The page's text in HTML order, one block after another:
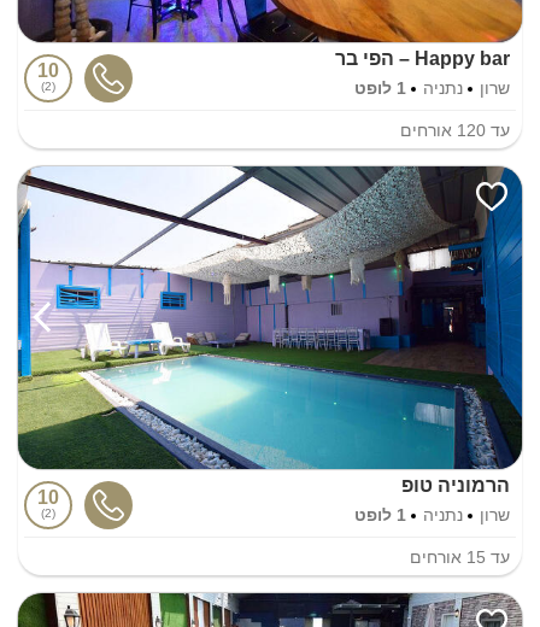
Happy bar – הפי בר
שרון נתניה 1 לופט
10
2
עד 120 אורחים
הרמוניה טופ
שרון נתניה 1 לופט
10
2
עד 15 אורחים